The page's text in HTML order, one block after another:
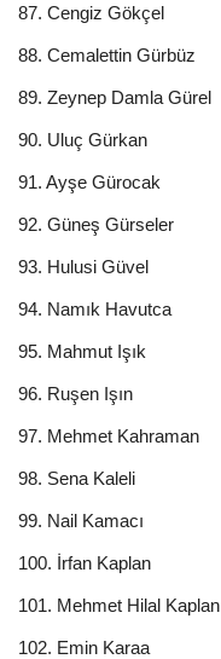
87. Cengiz Gökçel
88. Cemalettin Gürbüz
89. Zeynep Damla Gürel
90. Uluç Gürkan
91. Ayşe Gürocak
92. Güneş Gürseler
93. Hulusi Güvel
94. Namık Havutca
95. Mahmut Işık
96. Ruşen Işın
97. Mehmet Kahraman
98. Sena Kaleli
99. Nail Kamacı
100. İrfan Kaplan
101. Mehmet Hilal Kaplan
102. Emin Karaa